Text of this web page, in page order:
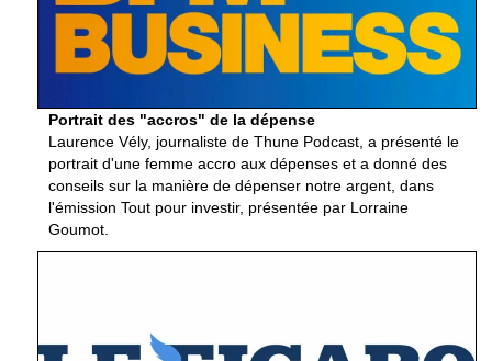
Portrait des "accros" de la dépense
Laurence Vély, journaliste de Thune Podcast, a présenté le
portrait d'une femme accro aux dépenses et a donné des
conseils sur la manière de dépenser notre argent, dans
l'émission Tout pour investir, présentée par Lorraine
Goumot.